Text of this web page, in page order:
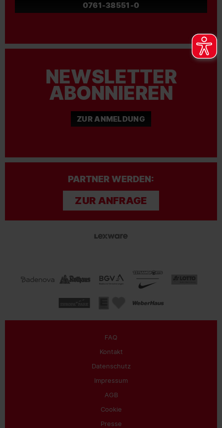
0761-38551-0
NEWSLETTER
ABONNIEREN
ZUR ANMELDUNG
PARTNER WERDEN:
ZUR ANFRAGE
FAQ
Kontakt
Datenschutz
Impressum
AGB
Cookie
Presse